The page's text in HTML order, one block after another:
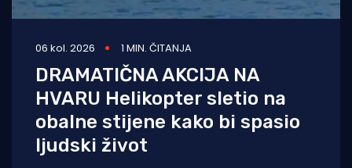
06 kol. 2026 1 MIN. ČITANJA
DRAMATIČNA AKCIJA NA
HVARU Helikopter sletio na
obalne stijene kako bi spasio
ljudski život